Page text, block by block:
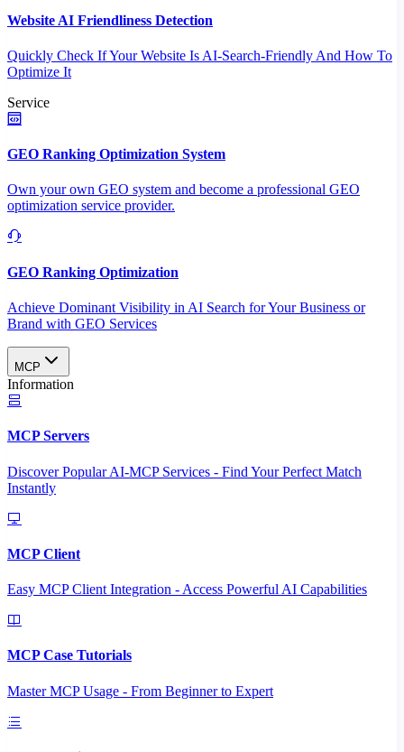
Website AI Friendliness Detection
Quickly Check If Your Website Is AI-Search-Friendly And How To
Optimize It
Service
GEO Ranking Optimization System
Own your own GEO system and become a professional GEO
optimization service provider.
GEO Ranking Optimization
Achieve Dominant Visibility in AI Search for Your Business or
Brand with GEO Services​
MCP
Information
MCP Servers
Discover Popular AI-MCP Services - Find Your Perfect Match
Instantly
MCP Client
Easy MCP Client Integration - Access Powerful AI Capabilities
MCP Case Tutorials
Master MCP Usage - From Beginner to Expert